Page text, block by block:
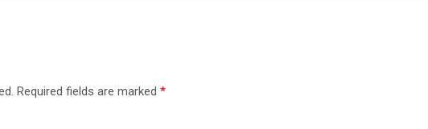
Required fields are marked *